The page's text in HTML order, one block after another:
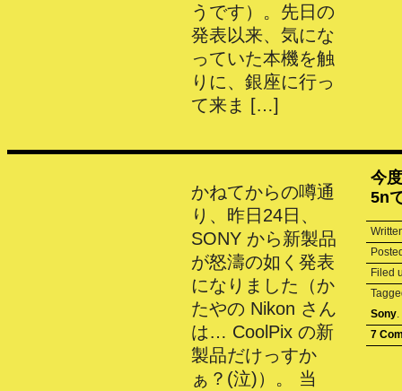
うです）。先日の
発表以来、気にな
っていた本機を触
りに、銀座に行っ
て来ま […]
今
5n
Filed
Sony.
7
かねてからの噂通
り、昨日24日、
SONY から新製品
が怒濤の如く発表
になりました（か
たやの Nikon さん
は… CoolPix の新
製品だけっすか
ぁ？(泣)）。 当